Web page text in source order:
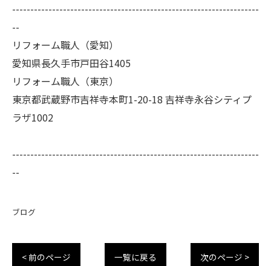
--------------------------------------------------------------------
--
リフォーム職人（愛知）
愛知県長久手市戸田谷1405
リフォーム職人（東京）
東京都武蔵野市吉祥寺本町1-20-18 吉祥寺永谷シティプ
ラザ1002
--------------------------------------------------------------------
--
ブログ
< 前のページ 一覧に戻る 次のページ >